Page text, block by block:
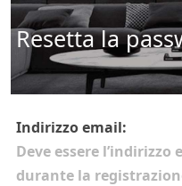
Resetta la
Indirizzo email:
Deve essere
durante la